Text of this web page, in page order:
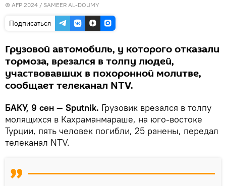
© AFP 2024 / SAMEER AL-DOUMY
Подписаться
Грузовой автомобиль, у которого отказали
тормоза, врезался в толпу людей,
участвовавших в похоронной молитве,
сообщает телеканал NTV.
БАКУ, 9 сен — Sputnik. Грузовик врезался в толпу
молящихся в Кахраманмараше, на юго-востоке
Турции, пять человек погибли, 25 ранены, передал
телеканал NTV.